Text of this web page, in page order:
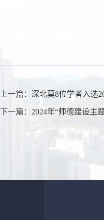
上一篇： 深北莫8位学者入选
下一篇： 2024年“师德建设主